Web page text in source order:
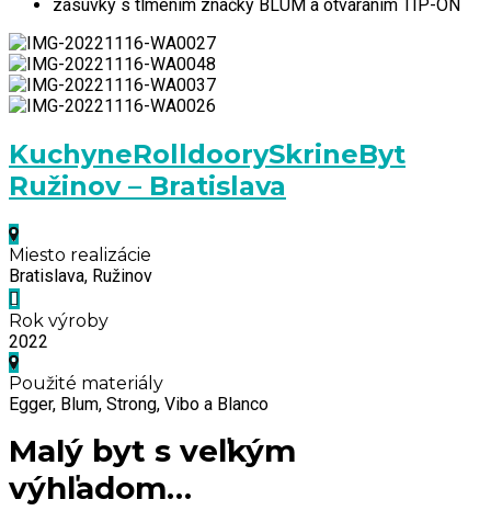
zásuvky s tlmením značky BLUM a otváraním TIP-ON
KuchyneRolldoorySkrineByt
Ružinov – Bratislava
Miesto realizácie
Bratislava, Ružinov
Rok výroby
2022
Použité materiály
Egger, Blum, Strong, Vibo a Blanco
Malý byt s veľkým
výhľadom…